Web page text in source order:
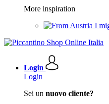
More inspiration
I
Login
Login
Sei un nuovo cliente?